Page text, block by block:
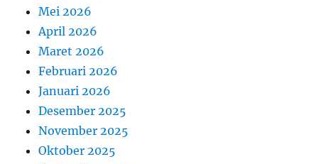
Mei 2026
April 2026
Maret 2026
Februari 2026
Januari 2026
Desember 2025
November 2025
Oktober 2025